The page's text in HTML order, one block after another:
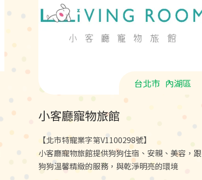
台北市 內湖區
小客廳寵物旅館
【北市特寵業字第V1100298號】
小客廳寵物旅館提供狗狗住宿、安親、美容，跟
狗狗溫馨精緻的服務，與乾淨明亮的環境